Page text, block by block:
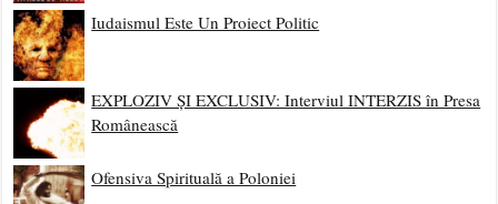
Iudaismul Este Un Proiect Politic
EXPLOZIV ȘI EXCLUSIV: Interviul INTERZIS în Presa
Românească
Ofensiva Spirituală a Poloniei